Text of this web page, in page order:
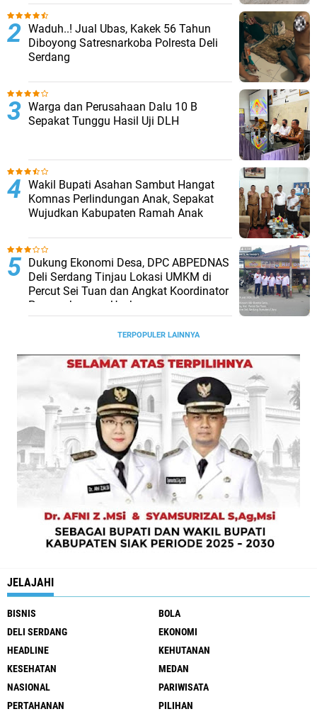
Waduh..! Jual Ubas, Kakek 56 Tahun
Diboyong Satresnarkoba Polresta Deli
Serdang
Warga dan Perusahaan Dalu 10 B
Sepakat Tunggu Hasil Uji DLH
Wakil Bupati Asahan Sambut Hangat
Komnas Perlindungan Anak, Sepakat
Wujudkan Kabupaten Ramah Anak
Dukung Ekonomi Desa, DPC ABPEDNAS
Deli Serdang Tinjau Lokasi UMKM di
Percut Sei Tuan dan Angkat Koordinator
Pengembangan Usaha
TERPOPULER LAINNYA
JELAJAHI
BISNIS
BOLA
DELI SERDANG
EKONOMI
HEADLINE
KEHUTANAN
KESEHATAN
MEDAN
NASIONAL
PARIWISATA
PERTAHANAN
PILIHAN